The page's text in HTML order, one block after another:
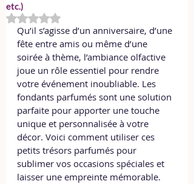
etc.)
Noté NaN étoiles sur 5.
Qu’il s’agisse d’un anniversaire, d’une
fête entre amis ou même d’une
soirée à thème, l’ambiance olfactive
joue un rôle essentiel pour rendre
votre événement inoubliable. Les
fondants parfumés sont une solution
parfaite pour apporter une touche
unique et personnalisée à votre
décor. Voici comment utiliser ces
petits trésors parfumés pour
sublimer vos occasions spéciales et
laisser une empreinte mémorable.